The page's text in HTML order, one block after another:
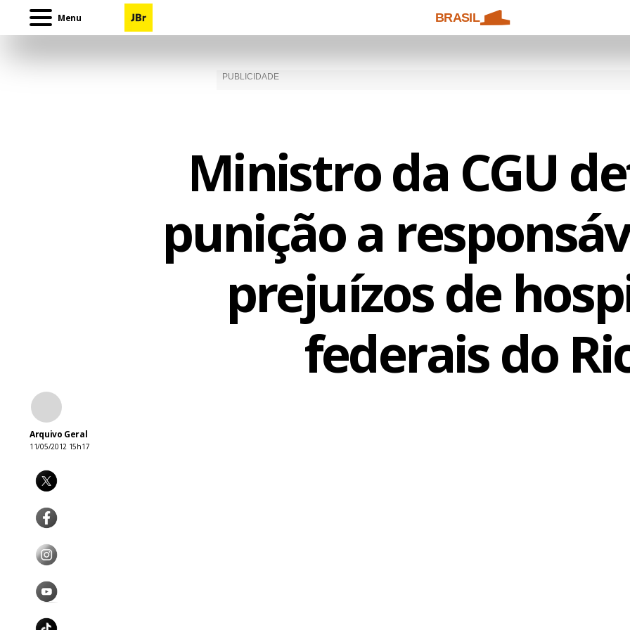
Menu BRASIL
Ministro da CGU
punição a
prejuízos de
federais do
Arquivo Geral
11/05/2012 15h17